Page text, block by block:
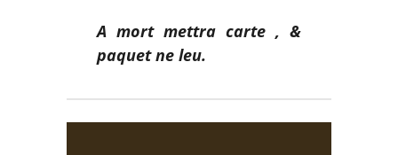
A mort mettra carte , &
paquet ne leu.